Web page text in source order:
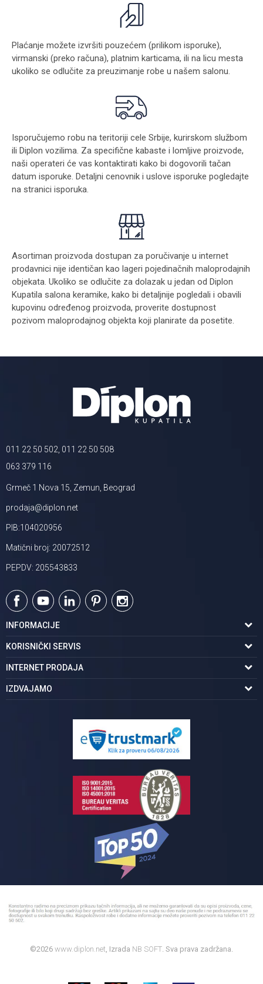
Plaćanje možete izvršiti pouzećem (prilikom isporuke),
virmanski (preko računa), platnim karticama, ili na licu mesta
ukoliko se odlučite za preuzimanje robe u našem salonu.
Isporučujemo robu na teritoriji cele Srbije, kurirskom službom
ili Diplon vozilima. Za specifične kabaste i lomljive proizvode,
naši operateri će vas kontaktirati kako bi dogovorili tačan
datum isporuke. Detaljni cenovnik i uslove isporuke pogledajte
na stranici isporuka.
Asortiman proizvoda dostupan za poručivanje u internet
prodavnici nije identičan kao lageri pojedinačnih maloprodajnih
objekata. Ukoliko se odlučite za dolazak u jedan od Diplon
Kupatila salona keramike, kako bi detaljnije pogledali i obavili
kupovinu određenog proizvoda, proverite dostupnost
pozivom maloprodajnog objekta koji planirate da posetite.
011 22 50 502, 011 22 50 508
063 379 116
Grmeč 1 Nova 15, Zemun, Beograd
prodaja@diplon.net
PIB:104020956
Matični broj: 20072512
PEPDV: 205543833
INFORMACIJE
O nama
Podaci o trgovcu
Karijera | postani deo tima
KORISNIČKI SERVIS
Uslovi korišćenja
Politika privatnosti
INTERNET PRODAJA
Kako kupiti
IZDVAJAMO
Pločice za kupatilo
©2026 www.diplon.net , Izrada NB SOFT . Sva prava zadržana.